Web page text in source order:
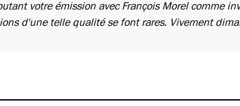
votre émission avec François Morel comme
d'une telle qualité se font rares. Vivement